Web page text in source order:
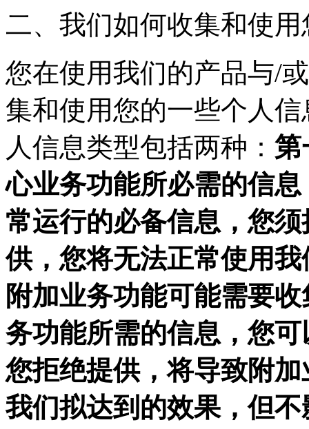
二、我们如何收集和使
您在使用我们的产品与/
集和使用您的一些个人
人信息类型包括两种： 第
心业务功能所必需的信
常运行的必备信息，您
供，您将无法正常使用
附加业务功能可能需要
务功能所需的信息，您
您拒绝提供，将导致附
我们拟达到的效果，但